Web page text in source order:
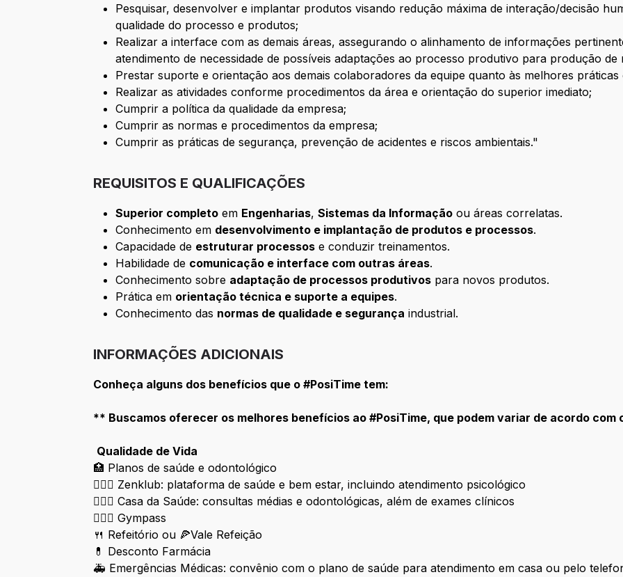
Pesquisar, desenvolver e implantar produtos visando redução máxima de interação/decisão
qualidade do processo e produtos;
Realizar a interface com as demais áreas, assegurando o alinhamento de informações
atendimento de necessidade de possíveis adaptações ao processo produtivo para produção
Prestar suporte e orientação aos demais colaboradores da equipe quanto às melhores práticas
Realizar as atividades conforme procedimentos da área e orientação do superior imediato;
Cumprir a política da qualidade da empresa;
Cumprir as normas e procedimentos da empresa;
Cumprir as práticas de segurança, prevenção de acidentes e riscos ambientais."
REQUISITOS E QUALIFICAÇÕES
Superior completo em Engenharias,Sistemas da Informação ou áreas correlatas.
Conhecimento em desenvolvimento e implantação de produtos e processos.
Capacidade de estruturar processos e conduzir treinamentos.
Habilidade de comunicação e interface com outras áreas.
Conhecimento sobre adaptação de processos produtivos para novos produtos.
Prática em orientação técnica e suporte a equipes.
Conhecimento das normas de qualidade e segurança industrial.
INFORMAÇÕES ADICIONAIS
Conheça alguns dos benefícios que o #PosiTime tem:
​** Buscamos oferecer os melhores benefícios ao #PosiTime, que podem variar de acordo
Qualidade de Vida
🏥 Planos de saúde e odontológico
🧘🏿‍♀️ Zenklub: plataforma de saúde e bem estar, incluindo atendimento psicológico
🧑🏿‍⚕️Casa da Saúde: consultas médias e odontológicas, além de exames clínicos
🏋🏿‍♀️Gympass
🍴 Refeitório ou 🍕Vale Refeição
💊 Desconto Farmácia
🚑 Emergências Médicas: convênio com o plano de saúde para atendimento em casa ou pelo